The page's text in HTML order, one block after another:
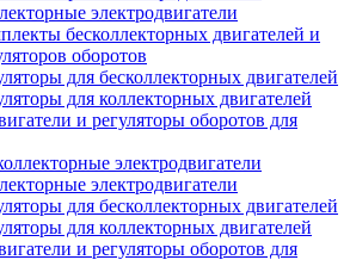
электродвигатели
бесколлекторных двигателей и
оборотов
для бесколлекторных двигателей
для коллекторных двигателей
и регуляторы оборотов для
электродвигатели
электродвигатели
для бесколлекторных двигателей
для коллекторных двигателей
и регуляторы оборотов для